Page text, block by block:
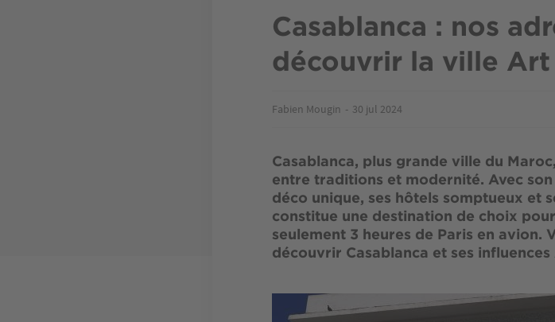
Casablanca : nos
découvrir la ville Art
Fabien Mougin 30 jul 2024
Casablanca, plus grande ville du
entre traditions et modernité. Avec
déco unique, ses hôtels somptueux et
constitue une destination de choix
seulement 3 heures de Paris en avion.
découvrir Casablanca et ses